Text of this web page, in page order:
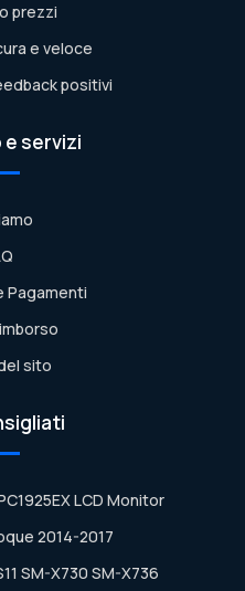
prezzi
e veloce
positivi
servizi
Pagamenti
sito
LCD Monitor
2014-2017
SM-X730 SM-X736